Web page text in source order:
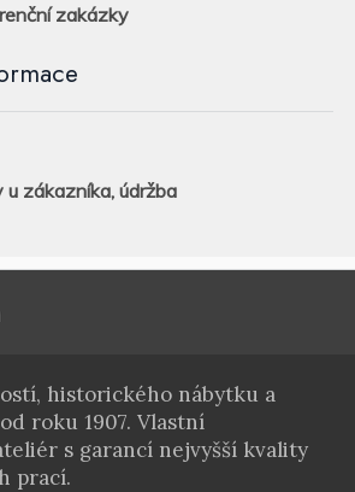
zakázky
zákazníka, údržba
historického nábytku a
roku 1907. Vlastní
s garancí nejvyšší kvality
prací.